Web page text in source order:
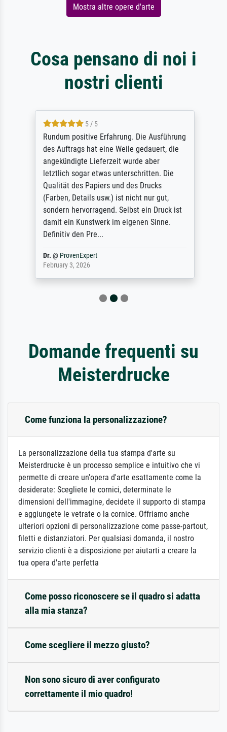
Mostra altre opere d'arte
Cosa pensano di noi i
nostri clienti
5 / 5
Rundum positive Erfahrung. Die Ausführung
des Auftrags hat eine Weile gedauert, die
angekündigte Lieferzeit wurde aber
letztlich sogar etwas unterschritten. Die
Qualität des Papiers und des Drucks
(Farben, Details usw.) ist nicht nur gut,
sondern hervorragend. Selbst ein Druck ist
damit ein Kunstwerk im eigenen Sinne.
Definitiv den Pre...
Dr.@ ProvenExpert
February 3, 2026
Domande frequenti su
Meisterdrucke
Come funziona la personalizzazione?
La personalizzazione della tua stampa d'arte su
Meisterdrucke è un processo semplice e intuitivo che vi
permette di creare un'opera d'arte esattamente come la
desiderate: Scegliete le cornici, determinate le
dimensioni dell'immagine, decidete il supporto di stampa
e aggiungete le vetrate o la cornice. Offriamo anche
ulteriori opzioni di personalizzazione come passe-partout,
filetti e distanziatori. Per qualsiasi domanda, il nostro
servizio clienti è a disposizione per aiutarti a creare la
tua opera d'arte perfetta
Come posso riconoscere se il quadro si adatta
alla mia stanza?
Come scegliere il mezzo giusto?
Non sono sicuro di aver configurato
correttamente il mio quadro!